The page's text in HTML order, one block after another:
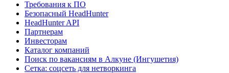
Требования к ПО
Безопасный HeadHunter
HeadHunter API
Партнерам
Инвесторам
Каталог компаний
Поиск по вакансиям в Алкуне (Ингушетия)
Сетка: соцсеть для нетворкинга